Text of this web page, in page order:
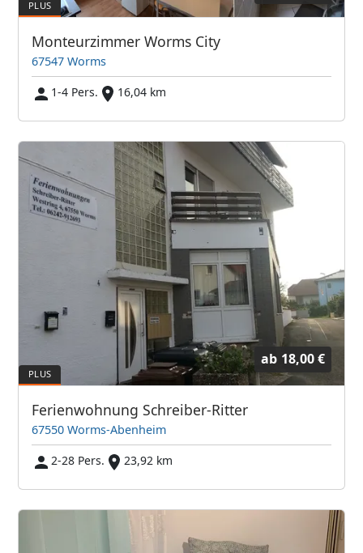
Monteurzimmer Worms City
67547 Worms
1-4 Pers.
16,04 km
ab 18,00 €
Ferienwohnung Schreiber-Ritter
67550 Worms-Abenheim
2-28 Pers.
23,92 km